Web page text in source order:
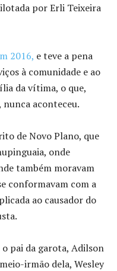
por Erli Teixeira
2016, e teve a pena
à comunidade e ao
da vítima, o que,
nunca aconteceu.
de Novo Plano, que
onde
também moravam
conformavam com a
ao causador do
pai da garota, Adilson
irmão dela, Wesley